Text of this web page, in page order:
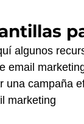
algunos
email
una campaña
marketing